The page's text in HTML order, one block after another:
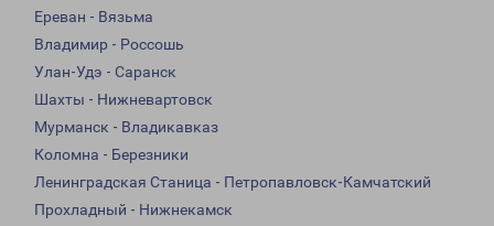
Ереван - Вязьма
Владимир - Россошь
Улан-Удэ - Саранск
Шахты - Нижневартовск
Мурманск - Владикавказ
Коломна - Березники
Ленинградская Станица - Петропавловск-Камчатский
Прохладный - Нижнекамск